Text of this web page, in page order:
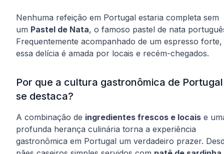
Nenhuma refeição em Portugal estaria completa sem
um Pastel de Nata, o famoso pastel de nata
Frequentemente acompanhado de um espresso forte,
essa delícia é amada por locais e recém-chegados.
Por que a cultura gastronômica de Portugal
se destaca?
A combinação de ingredientes frescos e locais e
profunda herança culinária torna a experiência
gastronômica em Portugal um verdadeiro prazer.